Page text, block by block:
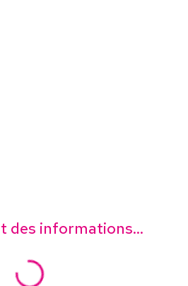
des informations...